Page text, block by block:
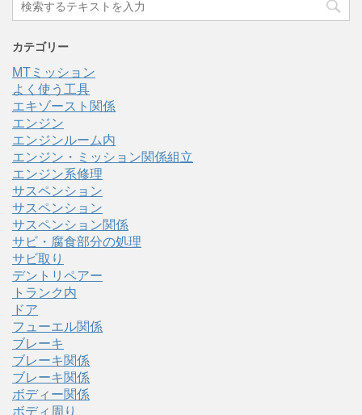
カテゴリー
MTミッション
よく使う工具
エキゾースト関係
エンジン
エンジンルーム内
エンジン・ミッション関係組立
エンジン系修理
サスペンション
サスペンション
サスペンション関係
サビ・腐食部分の処理
サビ取り
デントリペアー
トランク内
ドア
フューエル関係
ブレーキ
ブレーキ関係
ブレーキ関係
ボディー関係
ボディ周り